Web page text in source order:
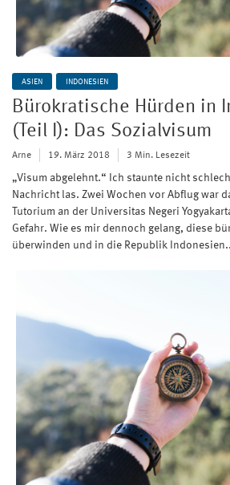
ASIEN INDONESIEN
Bürokratische Hürden in
(Teil I): Das Sozialvisum
Arne 19. März 2018 3 Min. Lesezeit
„Visum abgelehnt.“ Ich staunte nicht
Nachricht las. Zwei Wochen vor Abflug war
Tutorium an der Universitas Negeri
Gefahr. Wie es mir dennoch gelang, diese
überwinden und in die Republik